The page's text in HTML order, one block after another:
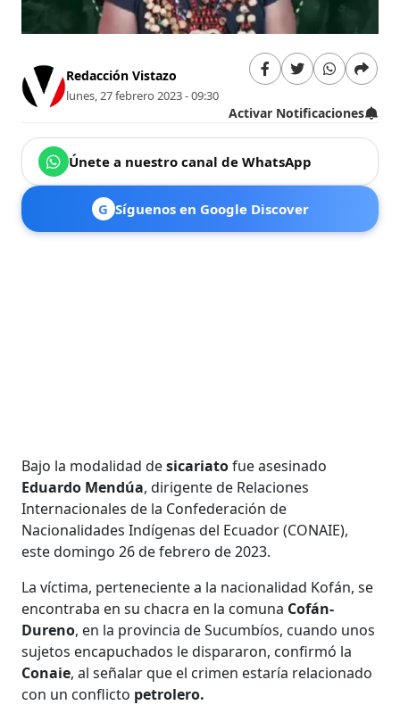
Redacción Vistazo
lunes, 27 febrero 2023 - 09:30
Activar Notificaciones
Únete a nuestro canal de WhatsApp
G Síguenos en Google Discover
Bajo la modalidad desicariatofue asesinado
Eduardo Mendúa, dirigente de Relaciones
Internacionales de la Confederación de
Nacionalidades Indígenas del Ecuador (CONAIE),
este domingo 26 de febrero de 2023.
La víctima, perteneciente a la nacionalidad Kofán, se
encontraba en su chacra en la comuna Cofán-
Dureno, en la provincia de Sucumbíos, cuando unos
sujetos encapuchados le dispararon, confirmó la
Conaie, al señalar que el crimen estaría relacionado
con un conflicto petrolero.